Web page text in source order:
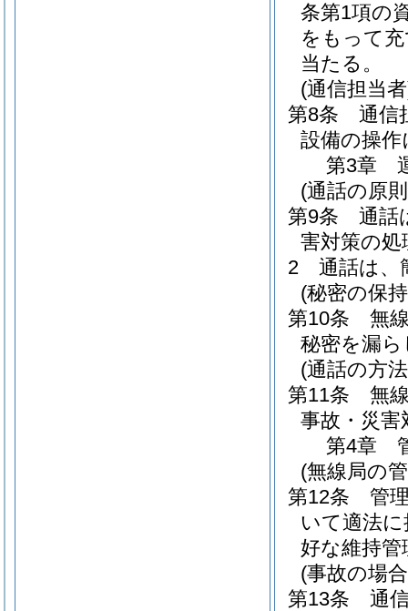
条第1項の
をもって
当たる。
(通信担当
第8条
通信
設備の操
第3章
(通話の原
第9条
通話
害対策の
2
通話は、
(秘密の保
第10条
無
秘密を漏
(通話の方
第11条
無
事故・災
第4章
(無線局の
第12条
管
いて適法
好な維持
(事故の場
第13条
通